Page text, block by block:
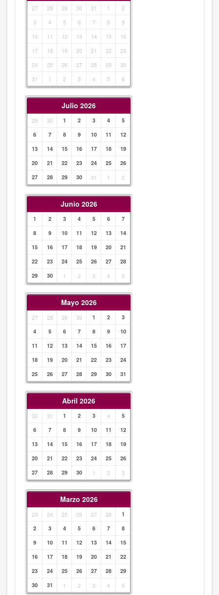
27 28 29 30 31 1
2
3
4 5 6 7 8
9
10
11 12 13 14 15
16
17
18 19 20 21 22
23
24
25 26 27 28 29
30
31
1 2 3 4 5 6
Julio 2026
29 30 1 2 3 4
5
6
7 8 9 10 11
12
13
14 15 16 17 18
19
20
21 22 23 24 25
26
27
28 29 30 31 1 2
Junio 2026
1 2 3 4 5 6
7
8
9 10 11 12 13
14
15
16 17 18 19 20
21
22
23 24 25 26 27
28
29
30 1 2 3 4 5
Mayo 2026
27 28 29 30 1 2
3
4
5 6 7 8 9
10
11
12 13 14 15 16
17
18
19 20 21 22 23
24
25
26 27 28 29 30 31
Abril 2026
30 31 1 2 3 4
5
6
7 8 9 10 11
12
13
14 15 16 17 18
19
20
21 22 23 24 25
26
27
28 29 30 1 2 3
Marzo 2026
23 24 25 26 27 28
1
2
3 4 5 6 7
8
9
10 11 12 13 14
15
16
17 18 19 20 21
22
23
24 25 26 27 28
29
30
31 1 2 3 4 5